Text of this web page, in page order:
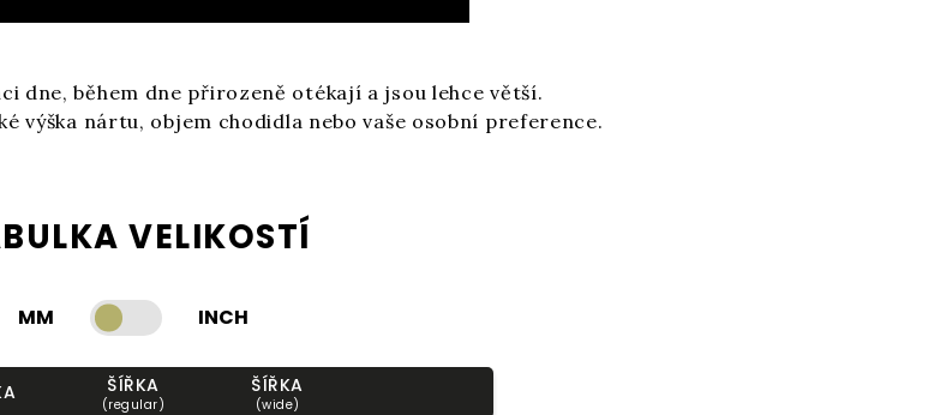
dne, během dne přirozeně otékají a jsou lehce větší.
výška nártu, objem chodidla nebo vaše osobní preference.
VELIKOSTÍ
MM INCH
ŠÍŘKA
(regular)
ŠÍŘKA
(wide)